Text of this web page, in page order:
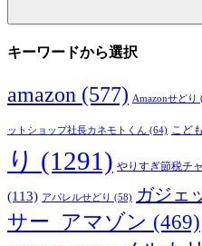
キーワードから選択
amazon (577) Amazonせどり
ットショップ社長カネモトくん (64) こど
り (1291) やりすぎ節税チ
(113) アパレルせどり (58) ガジェ
サー_アマゾン (469)